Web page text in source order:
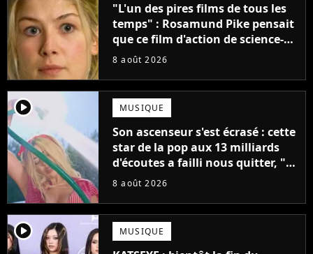
"L'un des pires films de tous les
temps" : Rosamund Pike pensait
que ce film d'action de science-
fiction avec Dwayne Johnson
8 août 2026
player2 MUSIQUE
Son ascenseur s'est écrasé : cette
star de la pop aux 13 milliards
d'écoutes a failli nous quitter, "Je
pensais ne plus jamais chanter"
8 août 2026
player2 MUSIQUE